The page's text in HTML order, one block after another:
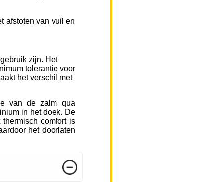
afstoten van vuil en
zijn. Het
tolerantie voor
het verschil met
van de zalm qua
in het doek. De
thermisch comfort is
het doorlaten